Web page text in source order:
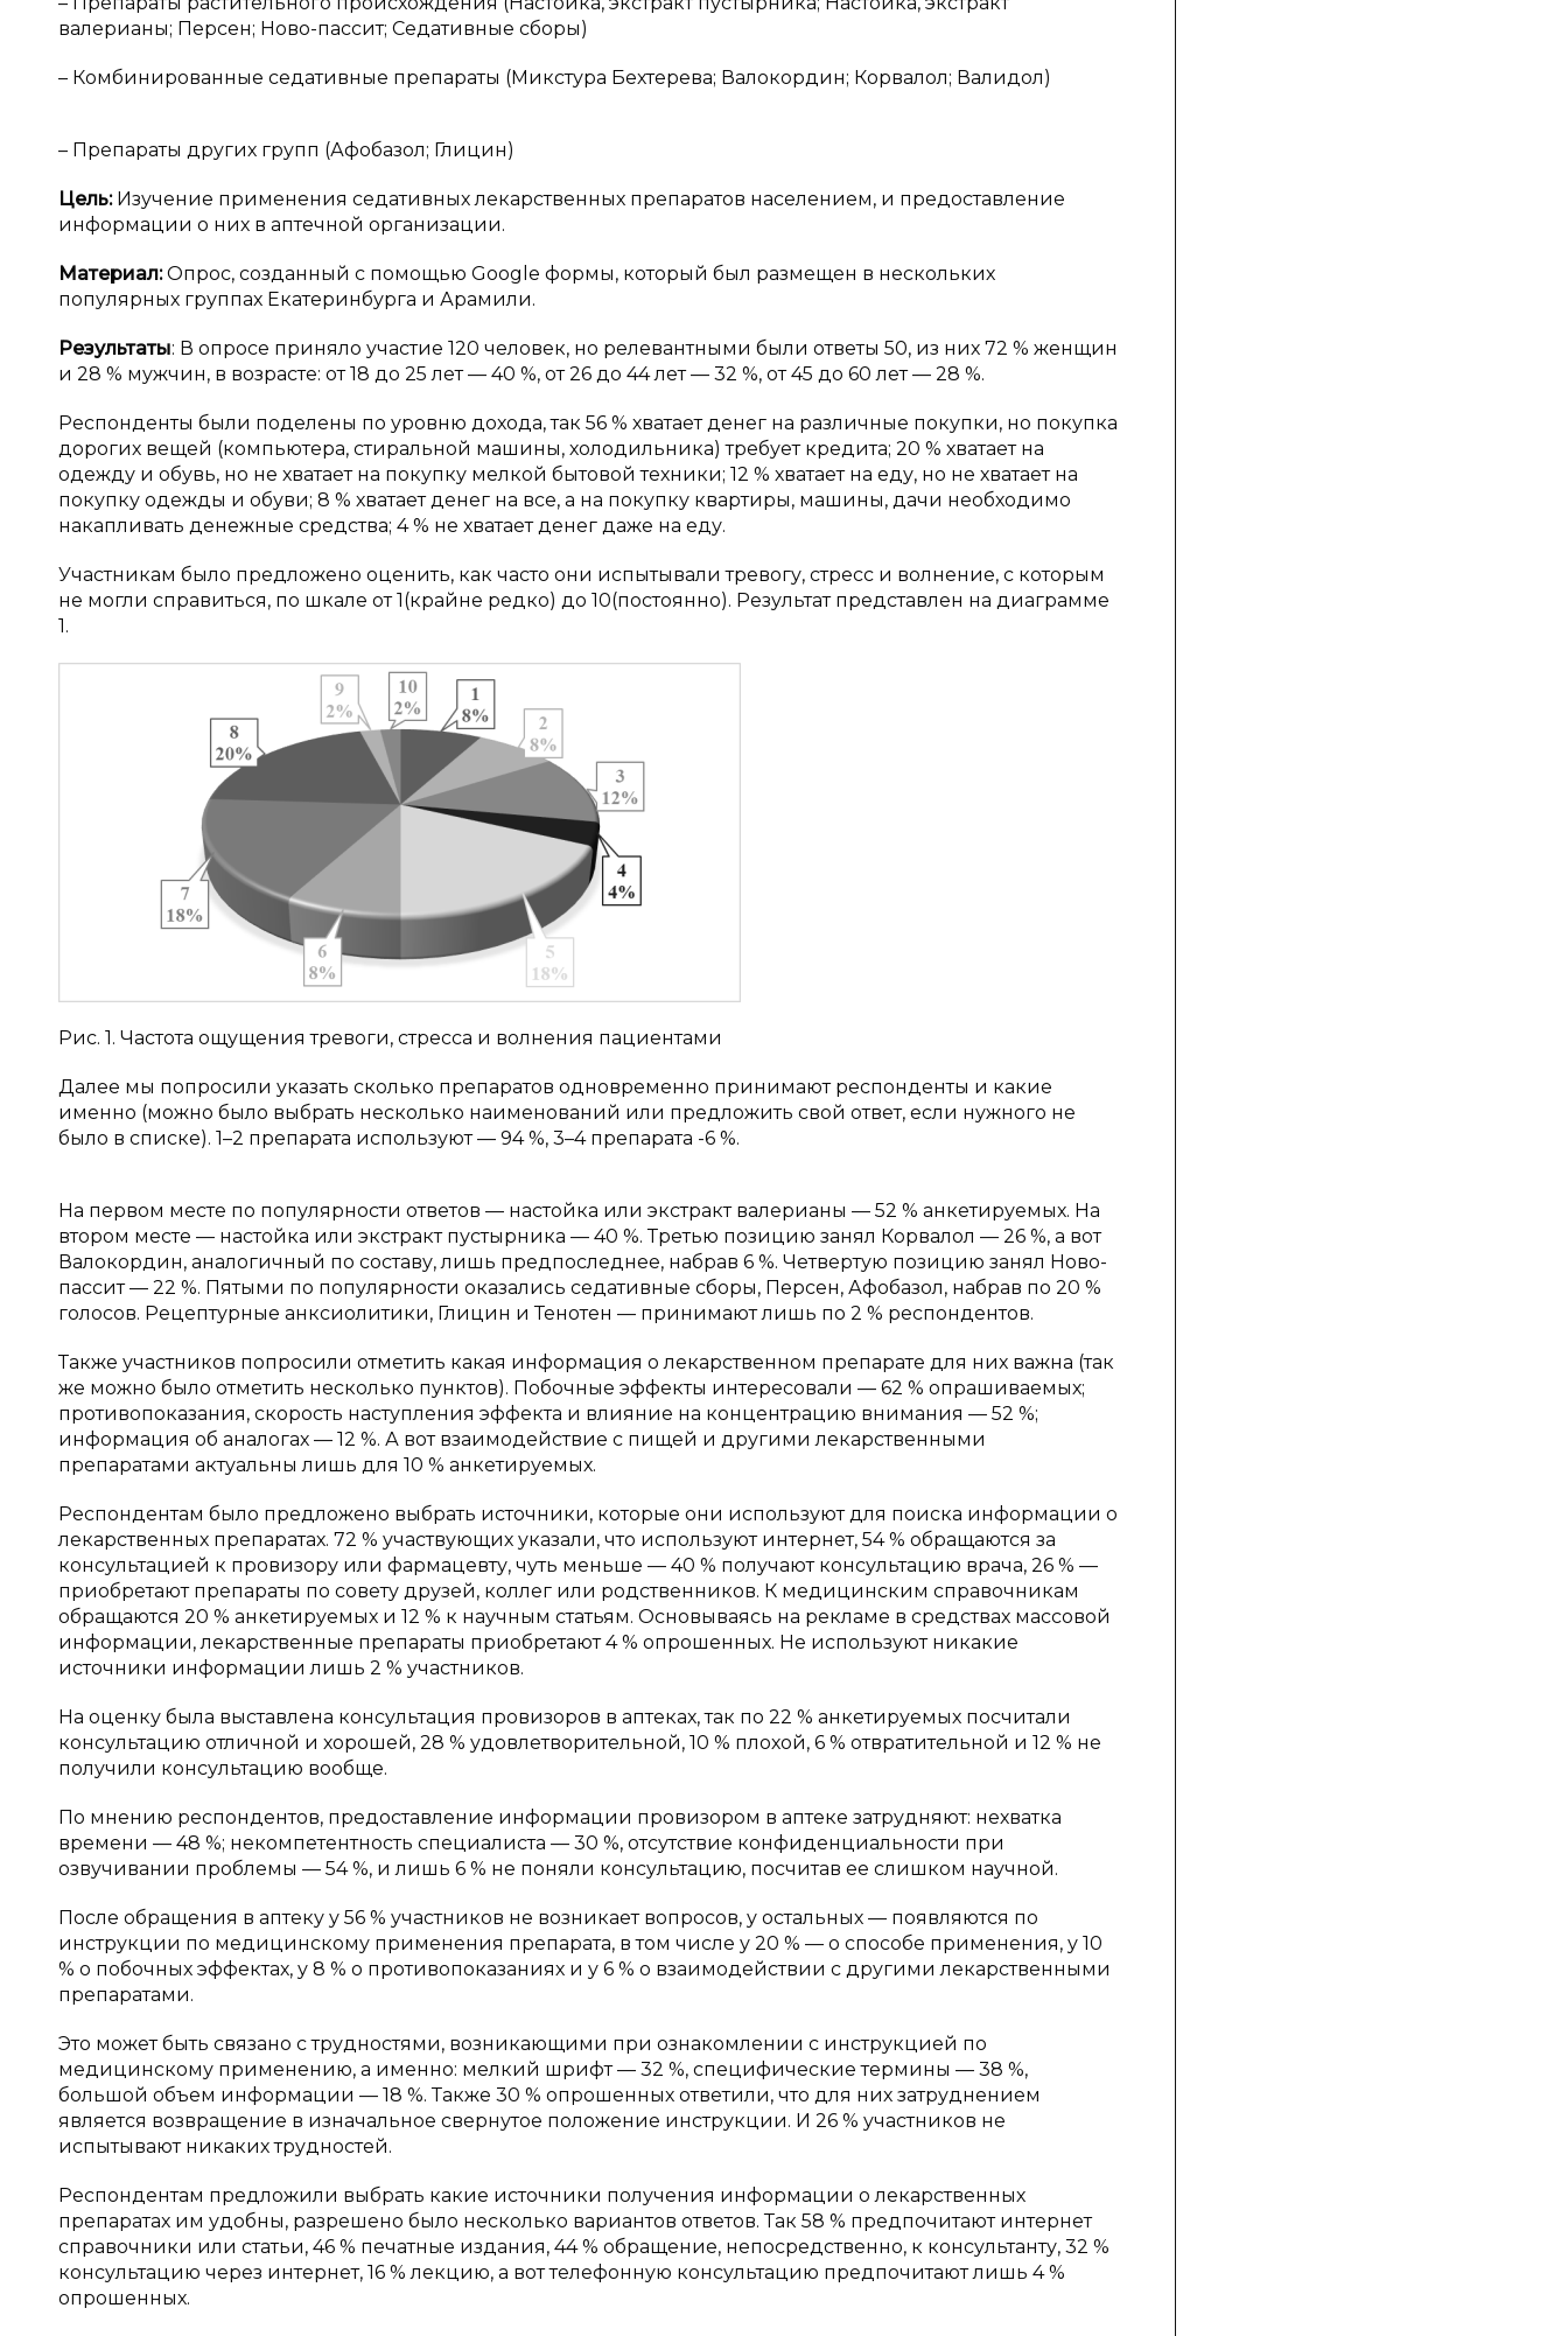
валерианы; Персен; Ново-пассит; Седативные сборы)
– Комбинированные седативные препараты (Микстура Бехтерева; Валокордин; Корвалол; Валидол)
– Препараты других групп (Афобазол; Глицин)
Цель:Изучение применения седативных лекарственных препаратов населением, и предоставление
информации о них в аптечной организации.
Материал:Опрос, созданный с помощью Google формы, который был размещен в нескольких
популярных группах Екатеринбурга и Арамили.
Результаты: В опросе приняло участие 120 человек, но релевантными были ответы 50, из них 72 % женщин
и 28 % мужчин, в возрасте: от 18 до 25 лет — 40 %, от 26 до 44 лет — 32 %, от 45 до 60 лет — 28 %.
Респонденты были поделены по уровню дохода, так 56 % хватает денег на различные покупки, но покупка
дорогих вещей (компьютера, стиральной машины, холодильника) требует кредита; 20 % хватает на
одежду и обувь, но не хватает на покупку мелкой бытовой техники; 12 % хватает на еду, но не хватает на
покупку одежды и обуви; 8 % хватает денег на все, а на покупку квартиры, машины, дачи необходимо
накапливать денежные средства; 4 % не хватает денег даже на еду.
Участникам было предложено оценить, как часто они испытывали тревогу, стресс и волнение, с которым
не могли справиться, по шкале от 1(крайне редко) до 10(постоянно). Результат представлен на диаграмме
1.
Рис. 1. Частота ощущения тревоги, стресса и волнения пациентами
Далее мы попросили указать сколько препаратов одновременно принимают респонденты и какие
именно (можно было выбрать несколько наименований или предложить свой ответ, если нужного не
было в списке). 1–2 препарата используют — 94 %, 3–4 препарата -6 %.
На первом месте по популярности ответов — настойка или экстракт валерианы — 52 % анкетируемых. На
втором месте — настойка или экстракт пустырника — 40 %. Третью позицию занял Корвалол — 26 %, а вот
Валокордин, аналогичный по составу, лишь предпоследнее, набрав 6 %. Четвертую позицию занял Ново-
пассит — 22 %. Пятыми по популярности оказались седативные сборы, Персен, Афобазол, набрав по 20 %
голосов. Рецептурные анксиолитики, Глицин и Тенотен — принимают лишь по 2 % респондентов.
Также участников попросили отметить какая информация о лекарственном препарате для них важна (так
же можно было отметить несколько пунктов). Побочные эффекты интересовали — 62 % опрашиваемых;
противопоказания, скорость наступления эффекта и влияние на концентрацию внимания — 52 %;
информация об аналогах — 12 %. А вот взаимодействие с пищей и другими лекарственными
препаратами актуальны лишь для 10 % анкетируемых.
Респондентам было предложено выбрать источники, которые они используют для поиска информации о
лекарственных препаратах. 72 % участвующих указали, что используют интернет, 54 % обращаются за
консультацией к провизору или фармацевту, чуть меньше — 40 % получают консультацию врача, 26 % —
приобретают препараты по совету друзей, коллег или родственников. К медицинским справочникам
обращаются 20 % анкетируемых и 12 % к научным статьям. Основываясь на рекламе в средствах массовой
информации, лекарственные препараты приобретают 4 % опрошенных. Не используют никакие
источники информации лишь 2 % участников.
На оценку была выставлена консультация провизоров в аптеках, так по 22 % анкетируемых посчитали
консультацию отличной и хорошей, 28 % удовлетворительной, 10 % плохой, 6 % отвратительной и 12 % не
получили консультацию вообще.
По мнению респондентов, предоставление информации провизором в аптеке затрудняют: нехватка
времени — 48 %; некомпетентность специалиста — 30 %, отсутствие конфиденциальности при
озвучивании проблемы — 54 %, и лишь 6 % не поняли консультацию, посчитав ее слишком научной.
После обращения в аптеку у 56 % участников не возникает вопросов, у остальных — появляются по
инструкции по медицинскому применения препарата, в том числе у 20 % — о способе применения, у 10
% о побочных эффектах, у 8 % о противопоказаниях и у 6 % о взаимодействии с другими лекарственными
препаратами.
Это может быть связано с трудностями, возникающими при ознакомлении с инструкцией по
медицинскому применению, а именно: мелкий шрифт — 32 %, специфические термины — 38 %,
большой объем информации — 18 %. Также 30 % опрошенных ответили, что для них затруднением
является возвращение в изначальное свернутое положение инструкции. И 26 % участников не
испытывают никаких трудностей.
Респондентам предложили выбрать какие источники получения информации о лекарственных
препаратах им удобны, разрешено было несколько вариантов ответов. Так 58 % предпочитают интернет
справочники или статьи, 46 % печатные издания, 44 % обращение, непосредственно, к консультанту, 32 %
консультацию через интернет, 16 % лекцию, а вот телефонную консультацию предпочитают лишь 4 %
опрошенных.